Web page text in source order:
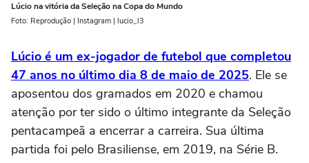
Lúcio na vitória da Seleção na Copa do Mundo
Foto: Reprodução | Instagram | lucio_l3
Lúcio é um ex-jogador de futebol que completou
47 anos no último dia 8 de maio de 2025. Ele se
aposentou dos gramados em 2020 e chamou
atenção por ter sido o último integrante da Seleção
pentacampeã a encerrar a carreira. Sua última
partida foi pelo Brasiliense, em 2019, na Série B.